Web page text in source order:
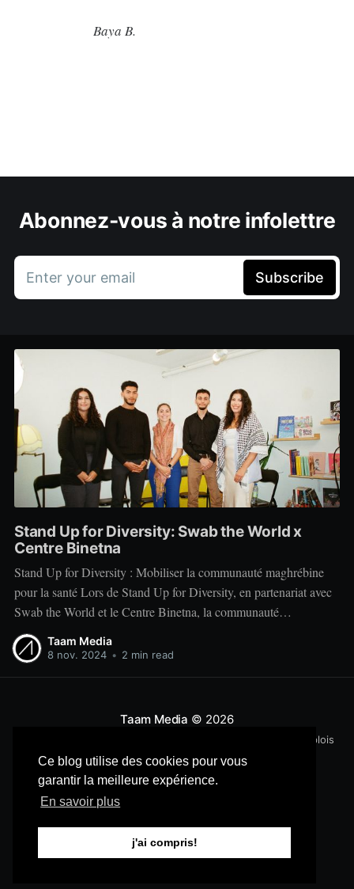
Ce blog utilise des cookies pour vous
garantir la meilleure expérience.
En savoir plus
j'ai compris!
Baya B.
Abonnez-vous à notre infolettre
Enter your email Subscribe
Stand Up for Diversity: Swab the World x
Centre Binetna
Stand Up for Diversity : Mobiliser la communauté maghrébine
pour la santé Lors de Stand Up for Diversity, en partenariat avec
Swab the World et le Centre Binetna, la communauté
maghrébine s’est mobilisée pour aborder l'importance du don de
cellules souches et l’accès aux soins de santé
Taam Media
8 nov. 2024 • 2 min read
Taam Media © 2026
Emplois